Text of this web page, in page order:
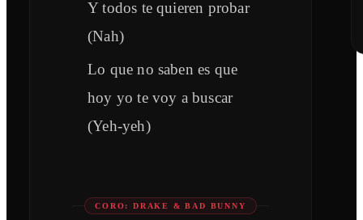
Y todos te quieren probar
(Nah)
Lo que no saben es que
hoy yo te voy a buscar
(Yeh-yeh)
CORO: DRAKE & BAD BUNNY